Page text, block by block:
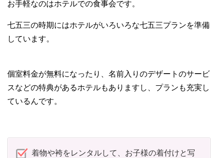
お手軽なのはホテルでの食事会です。
七五三の時期にはホテルがいろいろな七五三プランを準備
しています。
個室料金が無料になったり、名前入りのデザートのサービ
スなどの特典があるホテルもありますし、プランも充実し
ているんです。
着物や袴をレンタルして、お子様の着付けと写